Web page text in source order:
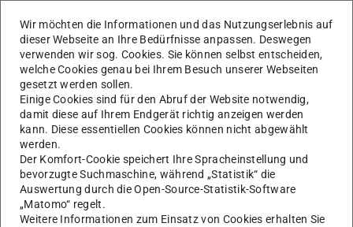
Studienanfänger*innen
Auf dieser Seite finden Sie als
Studienanfänger*innen der
politikwissenschaftlichen Studiengänge
Informationen zum Studieneinstieg. Die Seite ist
kontinuierlich im Aufbau. Die letzte Aktualisierung
erfolgte am 10.07.2026.
Begrüßungsveranstaltungen
Wir möchten die Informationen und das Nutzungserlebnis auf
dieser Webseite an Ihre Bedürfnisse anpassen. Deswegen
verwenden wir sog. Cookies. Sie können selbst entscheiden,
welche Cookies genau bei Ihrem Besuch unserer Webseiten
gesetzt werden sollen.
Einige Cookies sind für den Abruf der Website notwendig,
damit diese auf Ihrem Endgerät richtig anzeigen werden
kann. Diese essentiellen Cookies können nicht abgewählt
werden.
Der Komfort-Cookie speichert Ihre Spracheinstellung und
bevorzugte Suchmaschine, während „Statistik“ die
Auswertung durch die Open-Source-Statistik-Software
„Matomo“ regelt.
Weitere Informationen zum Einsatz von Cookies erhalten Sie